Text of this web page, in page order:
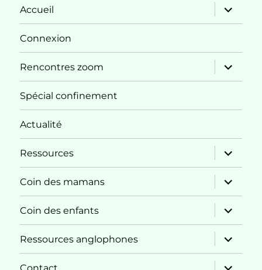
Accueil
ouvrir
le
sous-
Connexion
Rencontres zoom
ouvrir
le
sous-
Spécial confinement
Actualité
Ressources
ouvrir
le
sous-
menu
Coin des mamans
ouvrir
le
sous-
menu
Coin des enfants
ouvrir
le
sous-
menu
Ressources anglophones
ouvrir
le
sous-
menu
ouvrir